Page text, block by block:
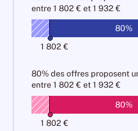
métier
10%
10%
de
main
d'oeuvre
10%
de
d'oeuvre
10%
les
Salariale
les
Salariale
entre 1 802 € et 1 932 €
80%
1 802 €
80% des offres proposent
entre 1 802 € et 1 932 €
80%
1 802 €